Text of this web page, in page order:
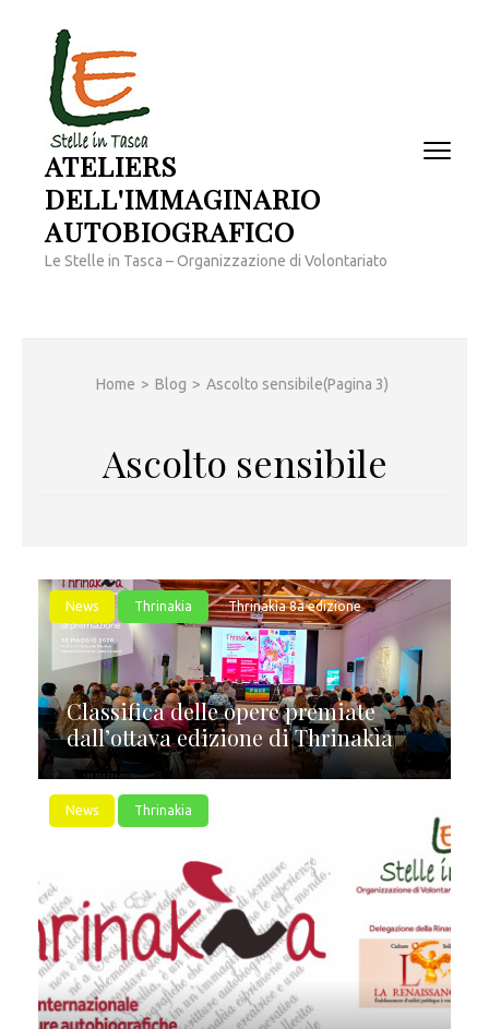
contenuto
(premi
invio)
ATELIERS
DELL'IMMAGINARIO
AUTOBIOGRAFICO
Le Stelle in Tasca – Organizzazione di Volontariato
Home > Blog > Ascolto sensibile(Pagina 3)
Ascolto sensibile
News Thrinakia Thrinakìa 8a edizione
Classifica delle opere premiate
dall’ottava edizione di Thrinakìa
News Thrinakia